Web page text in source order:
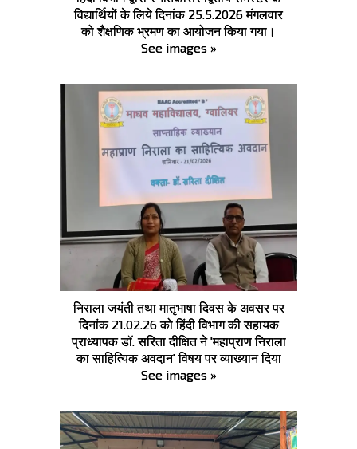
विद्यार्थियों के लिये दिनांक 25.5.2026 मंगलवार
को शैक्षणिक भ्रमण का आयोजन किया गया।
See images »
निराला जयंती तथा मातृभाषा दिवस के अवसर पर
दिनांक 21.02.26 को हिंदी विभाग की सहायक
प्राध्यापक डॉ. सरिता दीक्षित ने 'महाप्राण निराला
का साहित्यिक अवदान' विषय पर व्याख्यान दिया
See images »